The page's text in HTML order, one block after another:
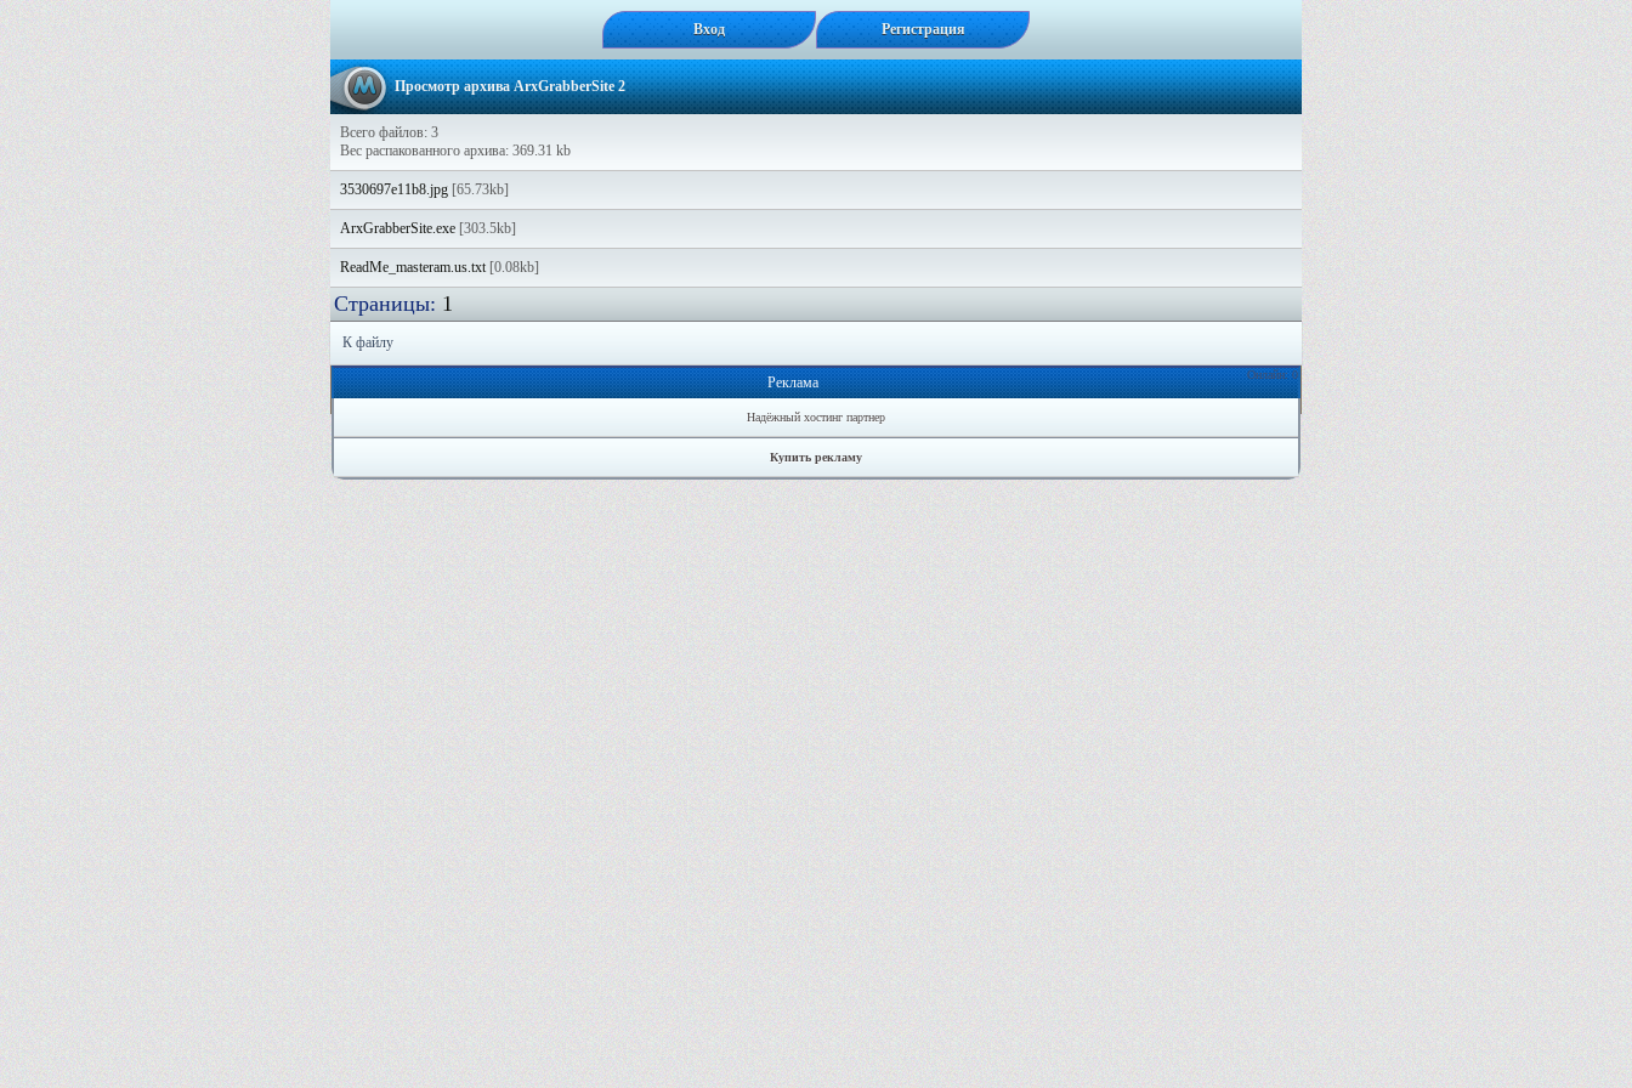
Вход Регистрация
Просмотр архива ArxGrabberSite 2
Всего файлов: 3
Вес распакованного архива: 369.31 kb
3530697e11b8.jpg [65.73kb]
ArxGrabberSite.exe [303.5kb]
ReadMe_masteram.us.txt[0.08kb]
Страницы: 1
К файлу
Онлайн: 0
Реклама
Надёжный хостинг партнер
Купить рекламу